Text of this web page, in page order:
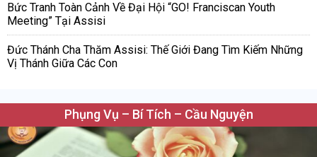
Bức Tranh Toàn Cảnh Về Đại Hội “GO! Franciscan Youth
Meeting” Tại Assisi
Đức Thánh Cha Thăm Assisi: Thế Giới Đang Tìm Kiếm Những
Vị Thánh Giữa Các Con
Phụng Vụ – Bí Tích – Cầu Nguyện